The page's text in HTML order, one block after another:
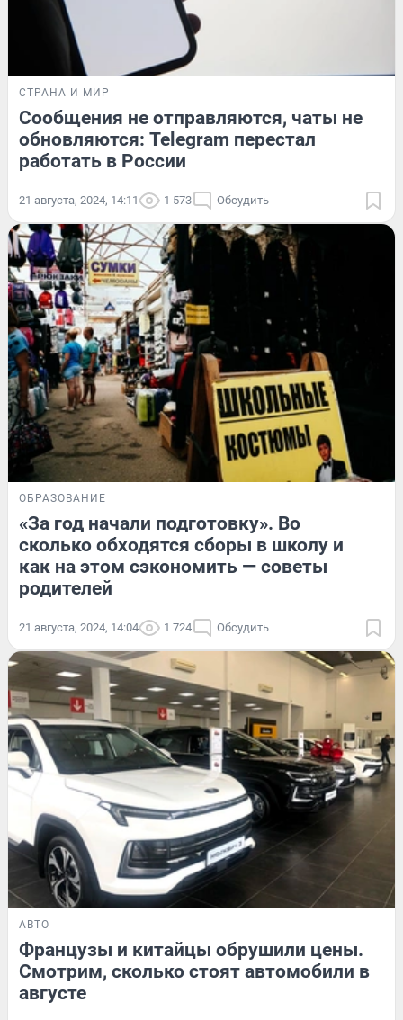
СТРАНА И МИР
Сообщения не отправляются, чаты не
обновляются: Telegram перестал
работать в России
21 августа, 2024, 14:11 1 573 Обсудить
ОБРАЗОВАНИЕ
«За год начали подготовку». Во
сколько обходятся сборы в школу и
как на этом сэкономить — советы
родителей
21 августа, 2024, 14:04 1 724 Обсудить
АВТО
Французы и китайцы обрушили цены.
Смотрим, сколько стоят автомобили в
августе